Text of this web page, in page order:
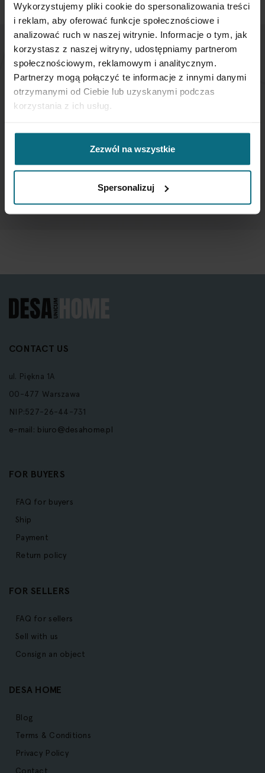
Wykorzystujemy pliki cookie do spersonalizowania treści
i reklam, aby oferować funkcje społecznościowe i
analizować ruch w naszej witrynie. Informacje o tym, jak
korzystasz z naszej witryny, udostępniamy partnerom
społecznościowym, reklamowym i analitycznym.
Partnerzy mogą połączyć te informacje z innymi danymi
otrzymanymi od Ciebie lub uzyskanymi podczas
korzystania z ich usług.
Zezwól na wszystkie
Spersonalizuj
NEWSLETTER
If you want to be up to date, sign up to receive our
newsletter enter your email below.
for
SUBSCRIBE
CONTACT US
ul. Piękna 1A
00-477 Warszawa
NIP:527-26-44-731
e-mail: biuro@desahome.pl
FOR BUYERS
FAQ for buyers
Ship
Payment
Return policy
FOR SELLERS
FAQ for sellers
Sell with us
Consign an object
DESA HOME
Blog
Terms & Conditions
Privacy Policy
Contact